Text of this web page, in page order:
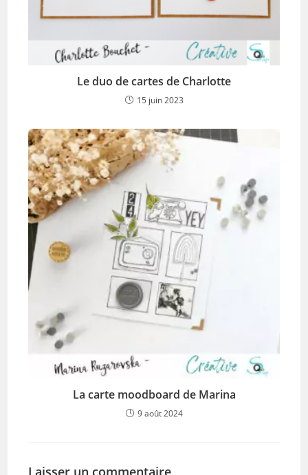
Le duo de cartes de Charlotte
15 juin 2023
La carte moodboard de Marina
9 août 2024